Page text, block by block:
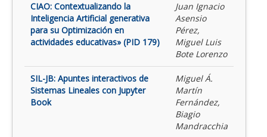
CIAO: Contextualizando la
Inteligencia Artificial generativa
para su Optimización en
actividades educativas» (PID 179)
Juan Ignacio
Asensio
Pérez,
Miguel Luis
Bote Lorenzo
SIL-JB: Apuntes interactivos de
Sistemas Lineales con Jupyter
Book
Miguel Á.
Martín
Fernández,
Biagio
Mandracchia